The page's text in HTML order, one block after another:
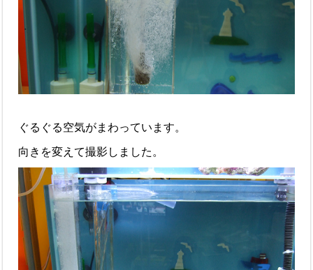
ぐるぐる空気がまわっています。
向きを変えて撮影しました。